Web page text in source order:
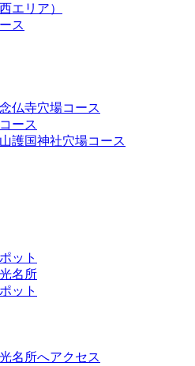
エリア）
ス
仏寺穴場コース
ース
護国神社穴場コース
ット
名所
ット
名所へアクセス